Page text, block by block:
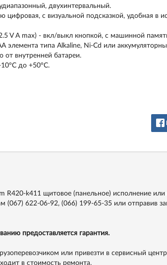
двухинтервальный.
цифровая, с визуальной подсказкой, удобная в
V A max) - вкл/выкл кнопкой, с машинной
элемента типа Alkaline, Ni-Cd или
от внутренней батареи.
до +50°C.
R420-k411 щитовое (панельное) исполнение
(067) 622-06-92, (066) 199-65-35или отправив
предоставляется гарантия.
или привезти в сервисный
в стоимость ремонта.